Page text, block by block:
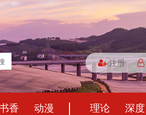
注册
香
动漫
理论 深度